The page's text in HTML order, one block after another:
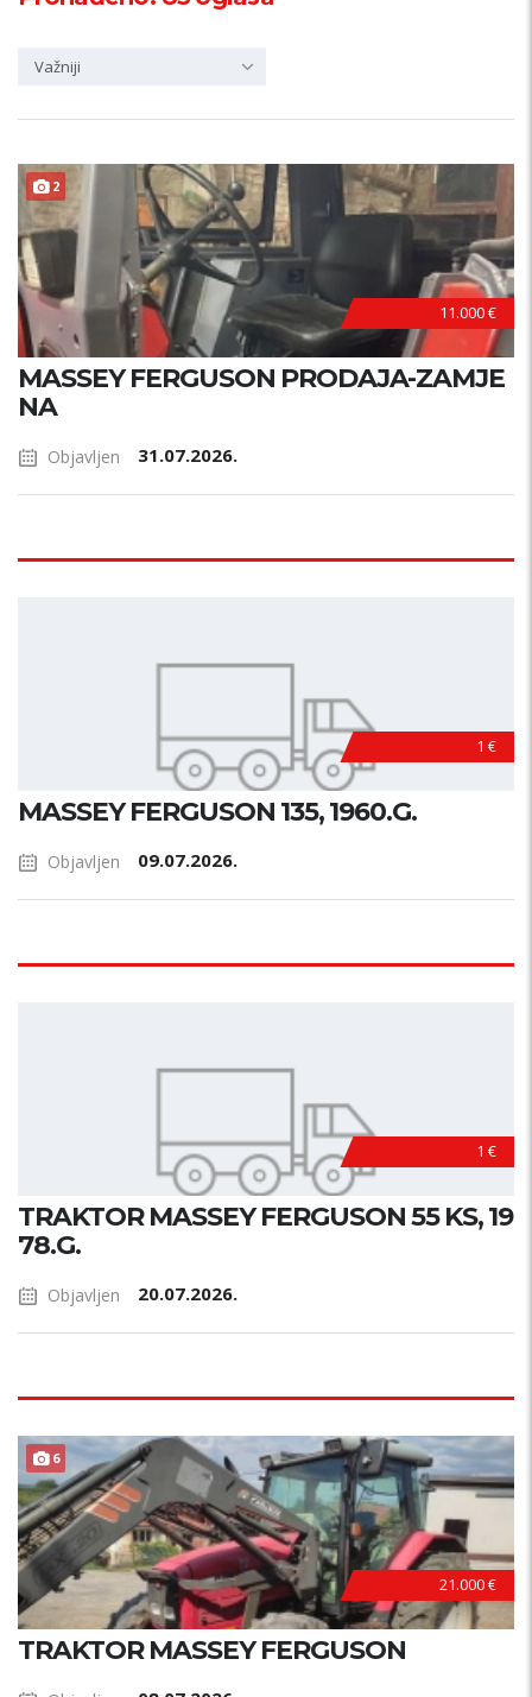
Važniji
2
11.000 €
MASSEY FERGUSON PRODAJA-ZAMJE
NA
Objavljen 31.07.2026.
1 €
MASSEY FERGUSON 135, 1960.G.
Objavljen 09.07.2026.
1 €
TRAKTOR MASSEY FERGUSON 55 KS, 19
78.G.
Objavljen 20.07.2026.
6
21.000 €
TRAKTOR MASSEY FERGUSON